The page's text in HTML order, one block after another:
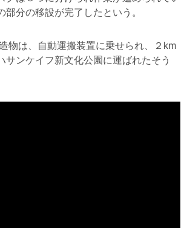
部分の移設が完了したという。
物は、自動運搬装置に乗せられ、２km
サンケイフ新文化公園に運ばれたそう